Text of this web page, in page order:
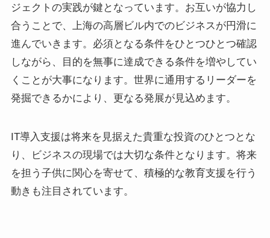
ジェクトの実践が鍵となっています。お互いが協力し
合うことで、上海の高層ビル内でのビジネスが円滑に
進んでいきます。必須となる条件をひとつひとつ確認
しながら、目的を無事に達成できる条件を増やしてい
くことが大事になります。世界に通用するリーダーを
発掘できるかにより、更なる発展が見込めます。
IT導入支援は将来を見据えた貴重な投資のひとつとな
り、ビジネスの現場では大切な条件となります。将来
を担う子供に関心を寄せて、積極的な教育支援を行う
動きも注目されています。